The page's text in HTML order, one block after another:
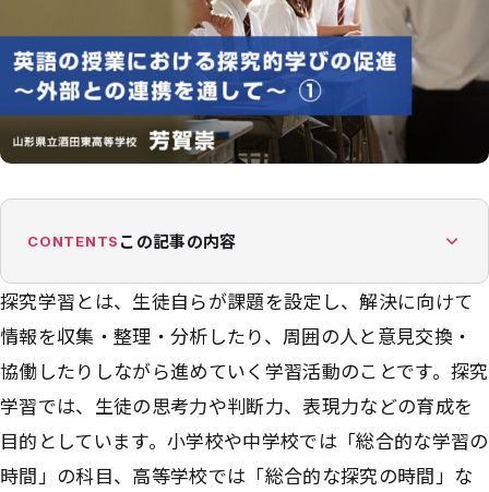
CONTENTS この記事の内容
探究学習とは、生徒自らが課題を設定し、解決に向けて
情報を収集・整理・分析したり、周囲の人と意見交換・
協働したりしながら進めていく学習活動のことです。探究
学習では、生徒の思考力や判断力、表現力などの育成を
目的としています。小学校や中学校では「総合的な学習の
時間」の科目、高等学校では「総合的な探究の時間」な